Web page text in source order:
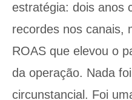
estratégia: dois anos
recordes nos canais,
ROAS que elevou o
da operação. Nada
circunstancial. Foi